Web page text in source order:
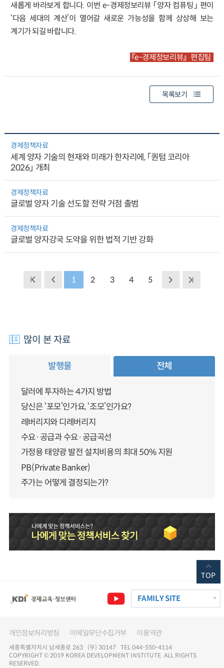
새롭게 바라보게 합니다. 이번 e-경제정보리뷰 「양자 컴퓨팅」 편이
‘다음 세대의 계산’이 열어갈 새로운 가능성을 함께 상상해 보는
계기가 되길 바랍니다.
『e-경제정보리뷰』 편집팀
목록보기
경제정책자료
세계 양자 기술의 현재와 미래가 한자리에, 「퀀텀 코리아
2026」 개최
경제정책자료
글로벌 양자 기술 선도할 전략 거점 출범
경제정책자료
글로벌 양자강국 도약을 위한 법적 기반 강화
1 2 3 4 5
많이 본 자료
발행물 전체
달러에 투자하는 4가지 방법
당신은 ‘포모’인가요, ‘조모’인가요?
레버리지와 디레버리지
수요·공급과 수요·공급곡선
가정용 태양광 발전 설치비용의 최대 50% 지원
PB(Private Banker)
주가는 어떻게 결정되는가?
FAMILY SITE
개인정보처리방침 이메일무단수집거부 이용약관
세종특별자치시 남세종로 263 (우) 30147 TEL 044-550-4114
COPYRIGHT © 2019 KOREA DEVELOPMENT INSTITUTE. ALL RIGHTS
RESERVED.
TOP